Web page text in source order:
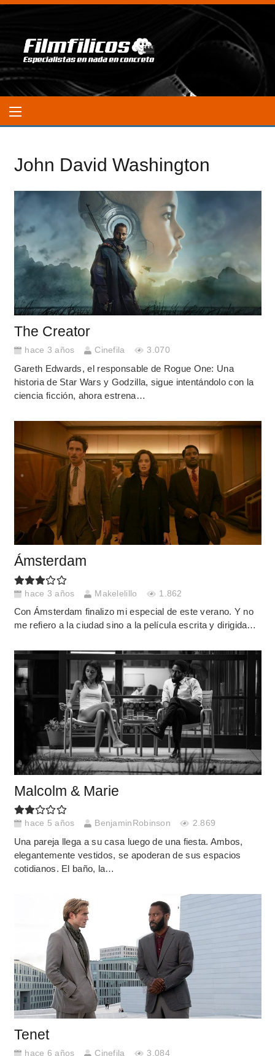
John David Washington
The Creator
hace 3 años Cinefila 3.070
Gareth Edwards, el responsable de Rogue One: Una
historia de Star Wars y Godzilla, sigue intentándolo con la
ciencia ficción, ahora estrena…
Ámsterdam
hace 3 años Makelelillo 1.862
Con Ámsterdam finalizo mi especial de este verano. Y no
me refiero a la ciudad sino a la película escrita y dirigida…
Malcolm & Marie
hace 5 años BenjaminRobinson 2.869
Una pareja llega a su casa luego de una fiesta. Ambos,
elegantemente vestidos, se apoderan de sus espacios
cotidianos. El baño, la…
Tenet
hace 6 años Cinefila 3.084